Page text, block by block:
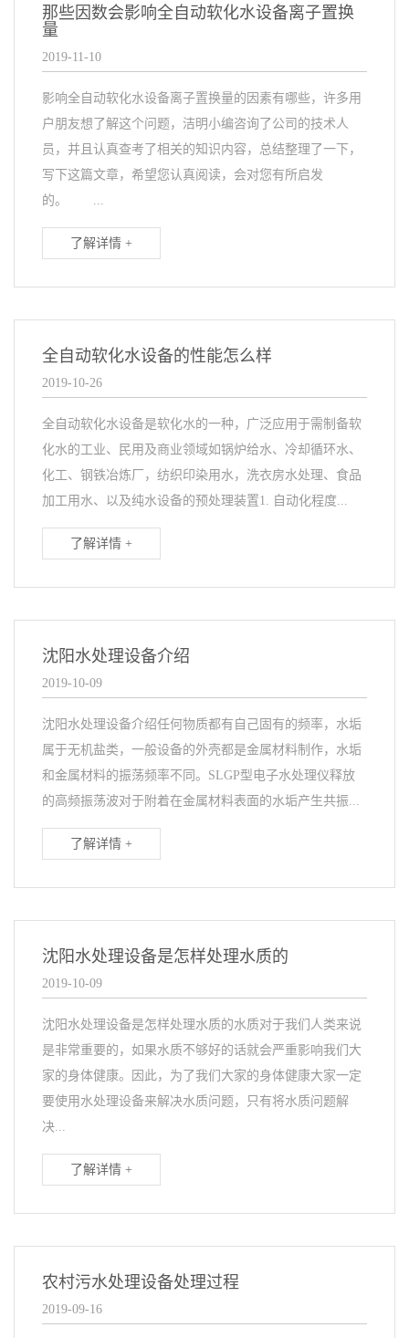
那些因数会影响全自动软化水设备离子置换
量
2019-11-10
影响全自动软化水设备离子置换量的因素有哪些，许多用
户朋友想了解这个问题，洁明小编咨询了公司的技术人
员，并且认真查考了相关的知识内容，总结整理了一下，
写下这篇文章，希望您认真阅读，会对您有所启发
的。 ...
了解详情 +
全自动软化水设备的性能怎么样
2019-10-26
全自动软化水设备是软化水的一种，广泛应用于需制备软
化水的工业、民用及商业领域如锅炉给水、冷却循环水、
化工、钢铁冶炼厂，纺织印染用水，洗衣房水处理、食品
加工用水、以及纯水设备的预处理装置1. 自动化程度...
了解详情 +
沈阳水处理设备介绍
2019-10-09
沈阳水处理设备介绍任何物质都有自己固有的频率，水垢
属于无机盐类，一般设备的外壳都是金属材料制作，水垢
和金属材料的振荡频率不同。SLGP型电子水处理仪释放
的高频振荡波对于附着在金属材料表面的水垢产生共振...
了解详情 +
沈阳水处理设备是怎样处理水质的
2019-10-09
沈阳水处理设备是怎样处理水质的水质对于我们人类来说
是非常重要的，如果水质不够好的话就会严重影响我们大
家的身体健康。因此，为了我们大家的身体健康大家一定
要使用水处理设备来解决水质问题，只有将水质问题解
决...
了解详情 +
农村污水处理设备处理过程
2019-09-16